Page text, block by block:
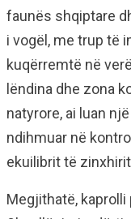
faunës shqiptare
i vogël, me trup të
kuqërremtë në
lëndina dhe zona
natyrore, ai luan
ndihmuar në
ekuilibrit të
Megjithatë,